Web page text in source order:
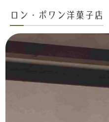
ロン・ポワン洋菓子店